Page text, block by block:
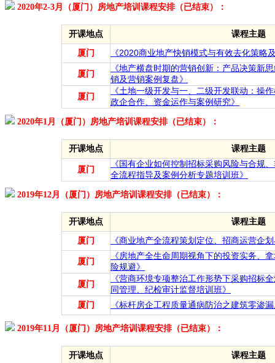
2020年2-3月（厦门）房地产培训课程安排（已结束）：
开课地点 课程主题
厦门 《2020商业地产快销模式与有效去化策略
厦门
《地产横盘时期的营销创新：产品决策新
销及营销案例复盘》
厦门
《土地一级开发与一、二级开发联动：操
政企合作、资金运作与案例研究》
2020年1月（厦门）房地产培训课程安排（已结束）：
开课地点 课程主题
厦门
《国有企业如何控制招标采购风险与合规
全流程指导及案例分析专题培训班》
2019年12月（厦门）房地产培训课程安排（已结束）：
开课地点 课程主题
厦门 《商业地产全流程策划定位、招商运营企
厦门
《房地产全生命周期视角下的投资实务、
险规避》
厦门
《营商环境专项整治工作形势下采购招标
同管理、纪检审计监督培训班》
厦门
《标杆房企工程质量通病防治之建筑零渗
2019年11月（厦门）房地产培训课程安排（已结束）：
开课地点 课程主题